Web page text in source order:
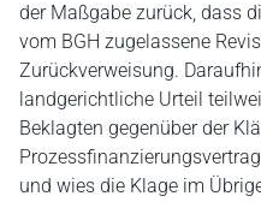
der Maßgabe zurück, dass
vom BGH zugelassene
Zurückverweisung.
landgerichtliche Urteil
Beklagten gegenüber der
und wies die Klage im